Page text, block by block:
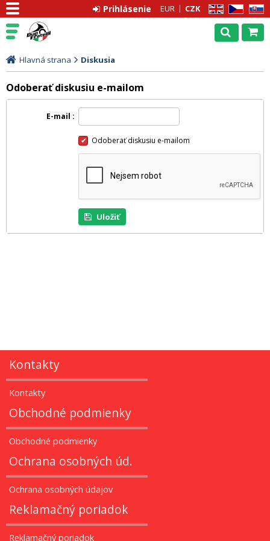
EN CZ SK
EUR CZK
Prihlásenie
Hlavná strana Diskusia
Odoberať diskusiu e-mailom
E-mail
Odoberať diskusiu e-mailom
Uložiť
Kontakty
Kontakty
Obchodné podmienky
Obchodné podmienky
Ochrana osobných úd.
Ochrana osobných údajov
Reklamačný poriadok
Reklamačný poriadok